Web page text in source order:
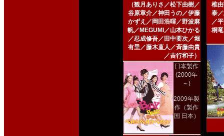
（観月ありさ／松下由樹／
谷原章介／神田うの／伊藤
かずえ／岡田浩暉／野波麻
帆／MEGUMI／山本ひかる
／忍成修吾／田中要次／堀
有里／藤木直人／斉藤由貴
／吉行和子）
日本製作
(2000年
～)
2009年製
作（製作
国 日本）
椎
泰
／
桐